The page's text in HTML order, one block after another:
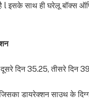
l इसके साथ ही घरेलू बॉक्स
दूसरे दिन 35.25, तीसरे
डायरेक्शन साउथ के